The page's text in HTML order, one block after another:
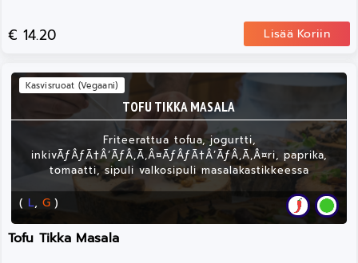
€ 14.20 Lisää Koriin
TOFU TIKKA MASALA
Friteerattua tofua, jogurtti,
inkivÃƒÂƒÃ†Â’ÃƒÂ‚Ã‚Â¤ÃƒÂƒÃ†Â’ÃƒÂ‚Ã‚Â¤ri, paprika,
tomaatti, sipuli valkosipuli masalakastikkeessa
( L, G )
Kasvisruoat (Vegaani)
Tofu Tikka Masala